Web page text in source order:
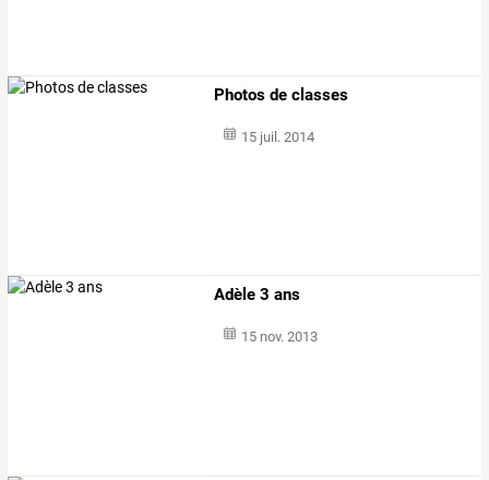
Photos de classes
15 juil. 2014
Adèle 3 ans
15 nov. 2013